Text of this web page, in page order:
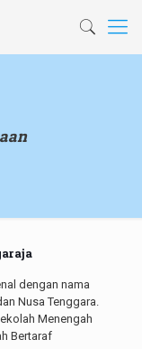
dengan nama
Nusa Tenggara.
Menengah
Bertaraf